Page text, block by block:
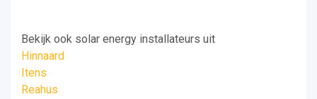
Bekijk ook solar energy installateurs uit
Hinnaard
Itens
Reahus